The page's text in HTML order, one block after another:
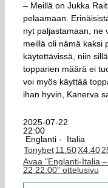
– Meillä on Jukka
pelaamaan.
nyt paljastamaan, ne
meillä oli nämä kaksi
käytettävissä, niin
topparien määrä ei
voi myös käyttää
ihan hyvin, Kanerva
2025-07-22
22:00
Englanti -
Italia
Tonybet11.50X4.402
Avaa "Englanti-Italia
22 22:00" ottelusivu